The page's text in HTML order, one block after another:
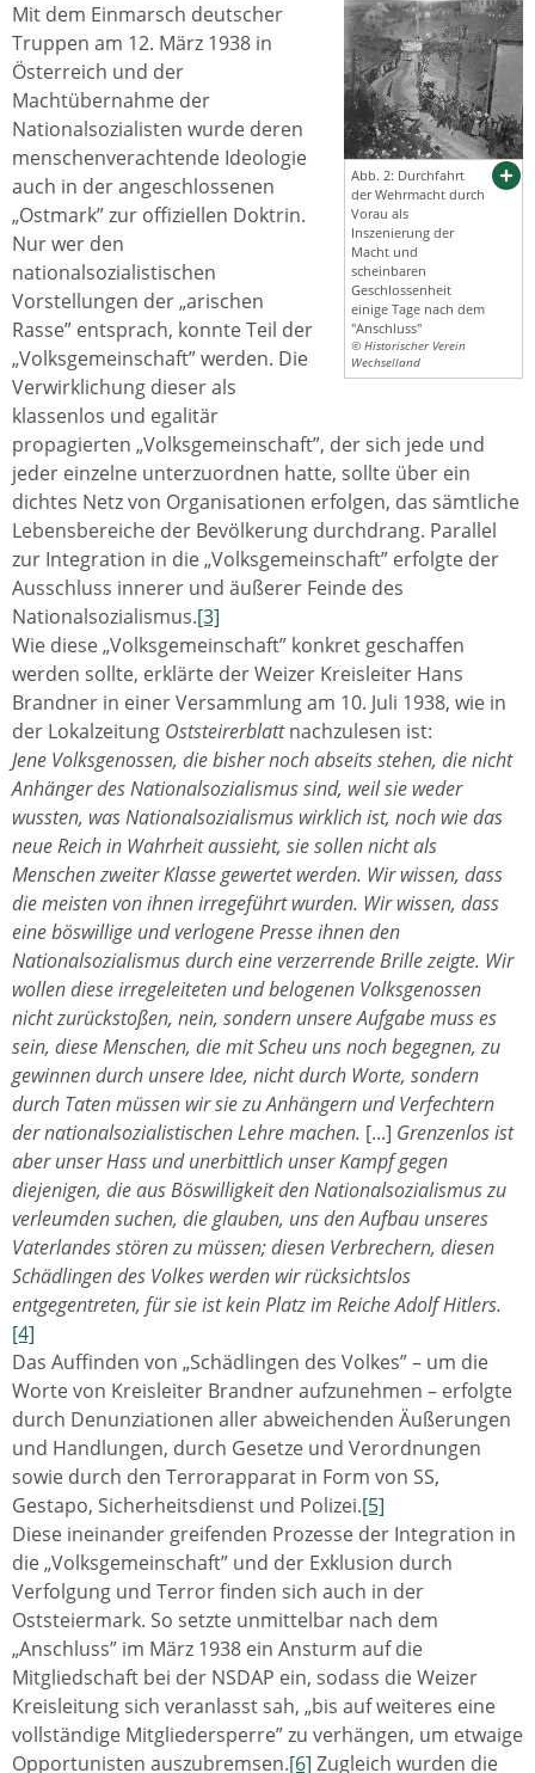
Abb. 2: Durchfahrt
der Wehrmacht durch
Vorau als
Inszenierung der
Macht und
scheinbaren
Geschlossenheit
einige Tage nach dem
"Anschluss"
© Historischer Verein
Wechselland
Mit dem Einmarsch deutscher
Truppen am 12. März 1938 in
Österreich und der
Machtübernahme der
Nationalsozialisten wurde deren
menschenverachtende Ideologie
auch in der angeschlossenen
„Ostmark” zur offiziellen Doktrin.
Nur wer den
nationalsozialistischen
Vorstellungen der „arischen
Rasse” entsprach, konnte Teil der
„Volksgemeinschaft” werden. Die
Verwirklichung dieser als
klassenlos und egalitär
propagierten „Volksgemeinschaft”, der sich jede und
jeder einzelne unterzuordnen hatte, sollte über ein
dichtes Netz von Organisationen erfolgen, das sämtliche
Lebensbereiche der Bevölkerung durchdrang. Parallel
zur Integration in die „Volksgemeinschaft” erfolgte der
Ausschluss innerer und äußerer Feinde des
Nationalsozialismus.[3]
Wie diese „Volksgemeinschaft” konkret geschaffen
werden sollte, erklärte der Weizer Kreisleiter Hans
Brandner in einer Versammlung am 10. Juli 1938, wie in
der Lokalzeitung Oststeirerblattnachzulesen ist:
Jene Volksgenossen, die bisher noch abseits stehen, die nicht
Anhänger des Nationalsozialismus sind, weil sie weder
wussten, was Nationalsozialismus wirklich ist, noch wie das
neue Reich in Wahrheit aussieht, sie sollen nicht als
Menschen zweiter Klasse gewertet werden. Wir wissen, dass
die meisten von ihnen irregeführt wurden. Wir wissen, dass
eine böswillige und verlogene Presse ihnen den
Nationalsozialismus durch eine verzerrende Brille zeigte. Wir
wollen diese irregeleiteten und belogenen Volksgenossen
nicht zurückstoßen, nein, sondern unsere Aufgabe muss es
sein, diese Menschen, die mit Scheu uns noch begegnen, zu
gewinnen durch unsere Idee, nicht durch Worte, sondern
durch Taten müssen wir sie zu Anhängern und Verfechtern
der nationalsozialistischen Lehre machen. [...] Grenzenlos ist
aber unser Hass und unerbittlich unser Kampf gegen
diejenigen, die aus Böswilligkeit den Nationalsozialismus zu
verleumden suchen, die glauben, uns den Aufbau unseres
Vaterlandes stören zu müssen; diesen Verbrechern, diesen
Schädlingen des Volkes werden wir rücksichtslos
entgegentreten, für sie ist kein Platz im Reiche Adolf Hitlers.
[4]
Das Auffinden von „Schädlingen des Volkes” – um die
Worte von Kreisleiter Brandner aufzunehmen – erfolgte
durch Denunziationen aller abweichenden Äußerungen
und Handlungen, durch Gesetze und Verordnungen
sowie durch den Terrorapparat in Form von SS,
Gestapo, Sicherheitsdienst und Polizei.[5]
Diese ineinander greifenden Prozesse der Integration in
die „Volksgemeinschaft” und der Exklusion durch
Verfolgung und Terror finden sich auch in der
Oststeiermark. So setzte unmittelbar nach dem
„Anschluss” im März 1938 ein Ansturm auf die
Mitgliedschaft bei der NSDAP ein, sodass die Weizer
Kreisleitung sich veranlasst sah, „bis auf weiteres eine
vollständige Mitgliedersperre” zu verhängen, um etwaige
Opportunisten auszubremsen.[6] Zugleich wurden die